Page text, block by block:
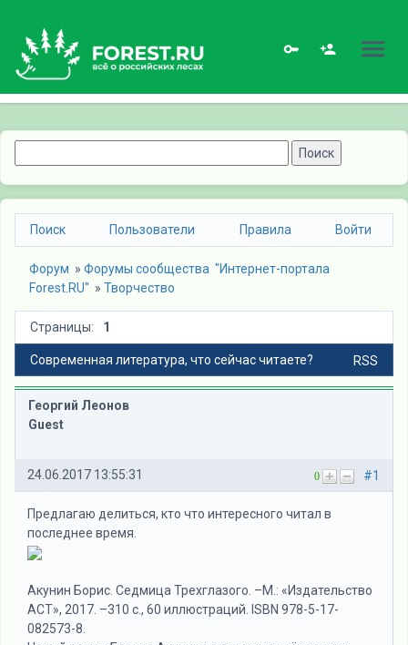
Поиск Пользователи Правила Войти
Форум » Форумы сообщества  "Интернет-портала
Forest.RU" » Творчество
Страницы: 1
RSS
Современная литература, что сейчас читаете?
Георгий Леонов
Guest
#1
0
24.06.2017 13:55:31
Предлагаю делиться, кто что интересного читал в
последнее время.
Акунин Борис. Седмица Трехглазого. –М.: «Издательство
АСТ», 2017. –310 с., 60 иллюстраций. ISBN 978-5-17-
082573-8.